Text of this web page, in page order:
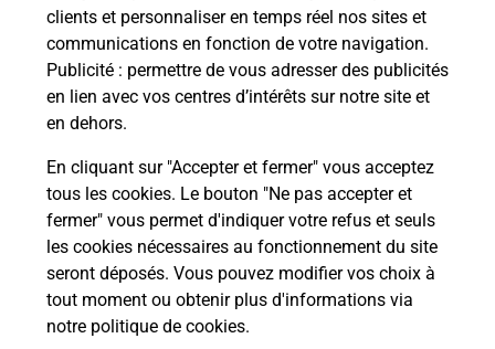
clients et personnaliser en temps réel nos sites et
communications en fonction de votre navigation.
Publicité : permettre de vous adresser des publicités
en lien avec vos centres d’intérêts sur notre site et
en dehors.
En cliquant sur "Accepter et fermer" vous acceptez
tous les cookies. Le bouton "Ne pas accepter et
fermer" vous permet d'indiquer votre refus et seuls
les cookies nécessaires au fonctionnement du site
seront déposés. Vous pouvez modifier vos choix à
tout moment ou obtenir plus d'informations via
notre politique de cookies.
Puis-je passer mon code de la route
avec La Poste et sous quelles
conditions ?
Localiser Liste Lot-et-Garonne MONTAGNAC SUR LEDE